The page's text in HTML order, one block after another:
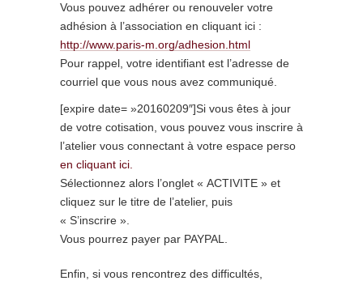
Vous pouvez adhérer ou renouveler votre
adhésion à l’association en cliquant ici :
http://www.paris-m.org/adhesion.html
Pour rappel, votre identifiant est l’adresse de
courriel que vous nous avez communiqué.
[expire date= »20160209″]Si vous êtes à jour
de votre cotisation, vous pouvez vous inscrire à
l’atelier vous connectant à votre espace perso
en cliquant ici.
Sélectionnez alors l’onglet « ACTIVITE » et
cliquez sur le titre de l’atelier, puis
« S’inscrire ».
Vous pourrez payer par PAYPAL.
Enfin, si vous rencontrez des difficultés,